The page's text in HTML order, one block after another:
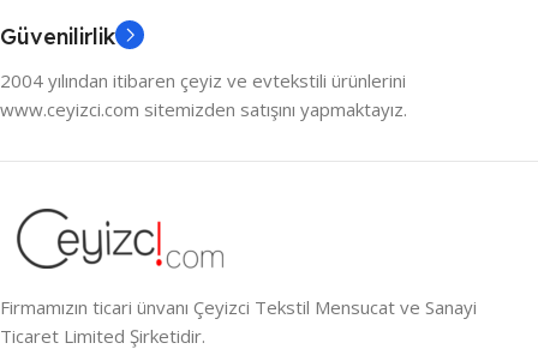
Güvenilirlik
2004 yılından itibaren çeyiz ve evtekstili ürünlerini
www.ceyizci.com sitemizden satışını yapmaktayız.
Firmamızın ticari ünvanı Çeyizci Tekstil Mensucat ve Sanayi
Ticaret Limited Şirketidir.